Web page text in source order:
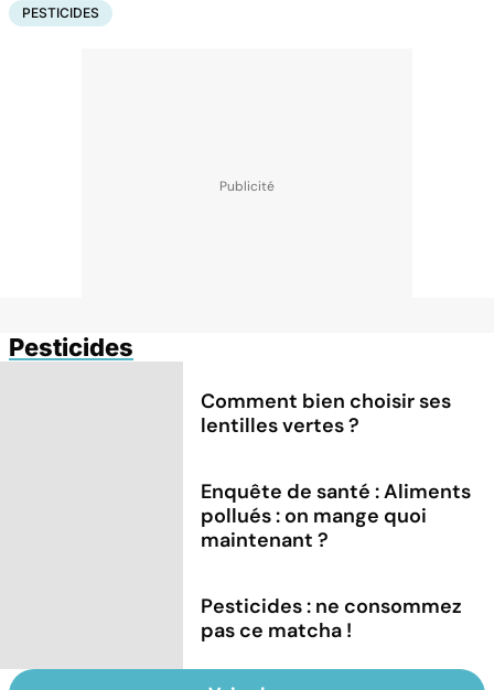
PESTICIDES
Pesticides
Comment bien choisir ses
lentilles vertes ?
Enquête de santé : Aliments
pollués : on mange quoi
maintenant ?
Pesticides : ne consommez
pas ce matcha !